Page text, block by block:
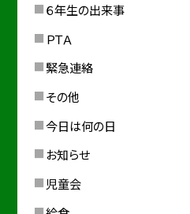
６年生の出来事
ＰＴＡ
緊急連絡
その他
今日は何の日
お知らせ
児童会